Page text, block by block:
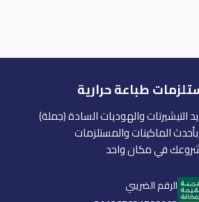
طباعة حرارية
التيشيرتات والهوديات السادة (جملة)
بأحدث الماكينات والمستلزمات
في مكان واحد
الرقم الضريبي